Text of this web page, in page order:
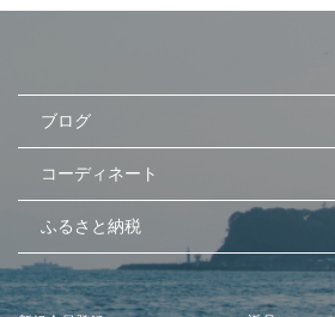
ブログ
コーディネート
ふるさと納税